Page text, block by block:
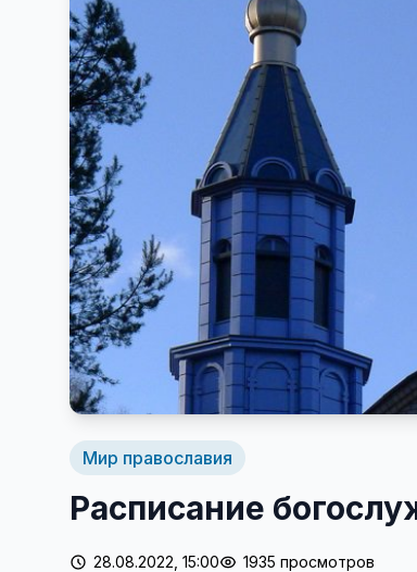
Мир православия
Расписание
28.08.2022, 15:00 1935 просмотров